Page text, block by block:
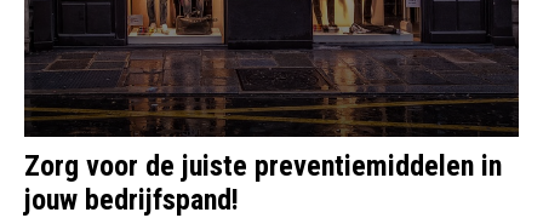
Zorg voor de juiste preventiemiddelen in
jouw bedrijfspand!